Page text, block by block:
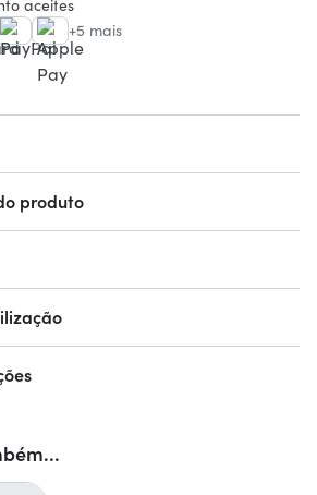
aceites
+5 mais
produto